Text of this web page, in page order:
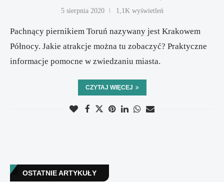
5 sierpnia 2020 1,1K wyświetleń
Pachnący piernikiem Toruń nazywany jest Krakowem
Północy. Jakie atrakcje można tu zobaczyć? Praktyczne
informacje pomocne w zwiedzaniu miasta.
CZYTAJ WIĘCEJ
OSTATNIE ARTYKUŁY